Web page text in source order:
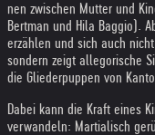
nen zwischen Mutter und
Bertman und Hila Baggio).
erzählen und sich auch
sondern zeigt allegorische
die Gliederpuppen von
Dabei kann die Kraft eines
verwandeln: Martialisch